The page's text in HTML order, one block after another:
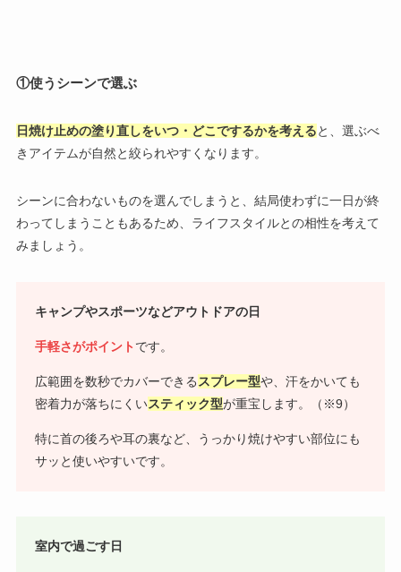
①使うシーンで選ぶ
日焼け止めの塗り直しをいつ・どこでするかを考えると、選ぶべ
きアイテムが自然と絞られやすくなります。
シーンに合わないものを選んでしまうと、結局使わずに一日が終
わってしまうこともあるため、ライフスタイルとの相性を考えて
みましょう。
キャンプやスポーツなどアウトドアの日
手軽さがポイント です。
広範囲を数秒でカバーできる スプレー型や、汗をかいても
密着力が落ちにくいスティック型が重宝します。（※9）
特に首の後ろや耳の裏など、うっかり焼けやすい部位にも
サッと使いやすいです。
室内で過ごす日